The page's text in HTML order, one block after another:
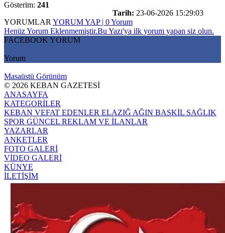
Gösterim: 241
Tarih: 23-06-2026 15:29:03
YORUMLARYORUM YAP | 0 Yorum
Henüz Yorum Eklenmemiştir.Bu Yazı'ya ilk yorum yapan siz olun.
FACEBOOK YORUM
Yorum
Masaüstü Görünüm
© 2026 KEBAN GAZETESİ
ANASAYFA
KATEGORİLER
KEBAN VEFAT EDENLER ELAZIĞ AĞIN BASKİL SAĞLIK
SPOR GÜNCEL REKLAM VE İLANLAR
YAZARLAR
ANKETLER
FOTO GALERİ
VİDEO GALERİ
KÜNYE
İLETİŞİM